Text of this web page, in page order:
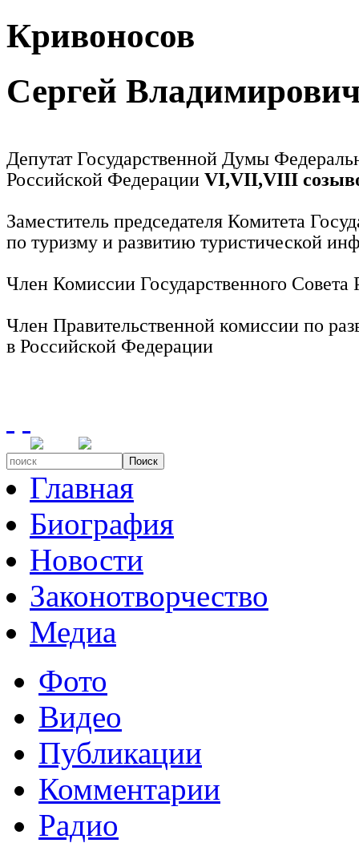
Кривоносов
Сергей
Депутат Государственной Думы
Российской Федерации VI,VII,VIII
Заместитель председателя Комитета
по туризму и развитию туристической
Член Комиссии Государственного
Член Правительственной комиссии по
в Российской Федерации
Поиск
Главная
Биография
Новости
Законотворчество
Медиа
Фото
Видео
Публикации
Комментарии
Радио